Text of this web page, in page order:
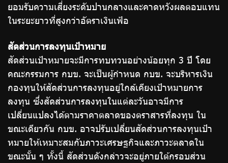
ยอมรับความเสี่ยงระดับปานกลางและคาดหวังผลตอบแทน
ในระยะยาวที่สูงกว่าอัตราเงินเฟ้อ
สัดส่วนการลงทุนเป้าหมาย
สัดส่วนเป้าหมายจะมีการทบทวนอย่างน้อยทุก 3 ปี โดย
คณะกรรมการ กบข. จะเป็นผู้กำหนด กบข. จะบริหารเงิน
กองทุนให้สัดส่วนการลงทุนอยู่ใกล้เคียงเป้าหมายการ
ลงทุน ซึ่งสัดส่วนการลงทุนในแต่ละวันอาจมีการ
เปลี่ยนแปลงได้ตามราคาตลาดของตราสารที่ลงทุน ใน
ขณะเดียวกัน กบข. อาจปรับเปลี่ยนสัดส่วนการลงทุนเป้า
หมายให้เหมาะสมกับภาวะเศรษฐกิจและภาวะตลาดใน
ขณะนั้น ๆ ทั้งนี้ สัดส่วนดังกล่าวจะอยู่ภายใต้กรอบส่วน